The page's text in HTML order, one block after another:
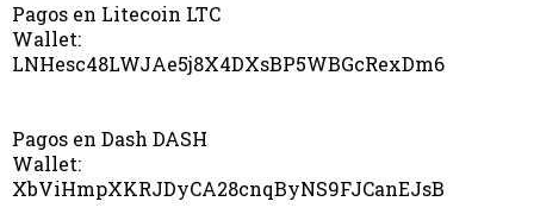
Pagos en Litecoin LTC
Wallet:
LNHesc48LWJAe5j8X4DXsBP5WBGcRexDm6
Pagos en Dash DASH
Wallet:
XbViHmpXKRJDyCA28cnqByNS9FJCanEJsB